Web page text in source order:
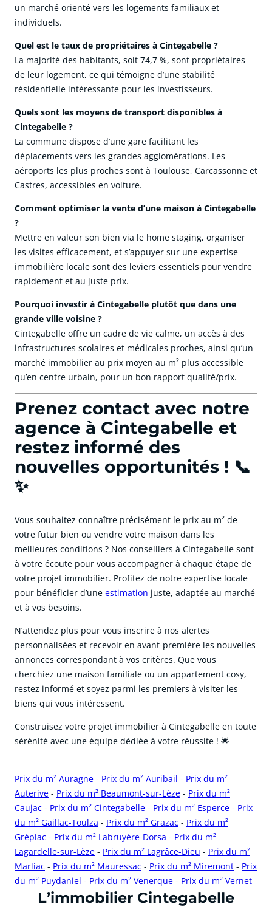
un marché orienté vers les logements familiaux et
individuels.
Quel est le taux de propriétaires à Cintegabelle ?
La majorité des habitants, soit 74,7 %, sont propriétaires
de leur logement, ce qui témoigne d’une stabilité
résidentielle intéressante pour les investisseurs.
Quels sont les moyens de transport disponibles à
Cintegabelle ?
La commune dispose d’une gare facilitant les
déplacements vers les grandes agglomérations. Les
aéroports les plus proches sont à Toulouse, Carcassonne et
Castres, accessibles en voiture.
Comment optimiser la vente d’une maison à Cintegabelle
?
Mettre en valeur son bien via le home staging, organiser
les visites efficacement, et s’appuyer sur une expertise
immobilière locale sont des leviers essentiels pour vendre
rapidement et au juste prix.
Pourquoi investir à Cintegabelle plutôt que dans une
grande ville voisine ?
Cintegabelle offre un cadre de vie calme, un accès à des
infrastructures scolaires et médicales proches, ainsi qu’un
marché immobilier au prix moyen au m² plus accessible
qu’en centre urbain, pour un bon rapport qualité/prix.
Prenez contact avec notre
agence à Cintegabelle et
restez informé des
nouvelles opportunités ! 📞
✨
Vous souhaitez connaître précisément le prix au m² de
votre futur bien ou vendre votre maison dans les
meilleures conditions ? Nos conseillers à Cintegabelle sont
à votre écoute pour vous accompagner à chaque étape de
votre projet immobilier. Profitez de notre expertise locale
pour bénéficier d’une estimation juste, adaptée au marché
et à vos besoins.
N’attendez plus pour vous inscrire à nos alertes
personnalisées et recevoir en avant-première les nouvelles
annonces correspondant à vos critères. Que vous
cherchiez une maison familiale ou un appartement cosy,
restez informé et soyez parmi les premiers à visiter les
biens qui vous intéressent.
Construisez votre projet immobilier à Cintegabelle en toute
sérénité avec une équipe dédiée à votre réussite ! 🌟
Prix du m² Auragne - Prix du m² Auribail - Prix du m²
Auterive - Prix du m² Beaumont-sur-Lèze - Prix du m²
Caujac - Prix du m² Cintegabelle - Prix du m² Esperce - Prix
du m² Gaillac-Toulza - Prix du m² Grazac - Prix du m²
Grépiac - Prix du m² Labruyère-Dorsa - Prix du m²
Lagardelle-sur-Lèze - Prix du m² Lagrâce-Dieu - Prix du m²
Marliac - Prix du m² Mauressac - Prix du m² Miremont - Prix
du m² Puydaniel - Prix du m² Venerque - Prix du m² Vernet
cliquer pour afficher plus du text
L’immobilier Cintegabelle